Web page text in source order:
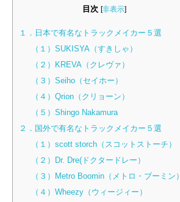
目次 [非表示]
１．日本で有名なトラックメイカー５選
（１）SUKISYA（すきしゃ）
（２）KREVA（クレヴァ）
（３）Seiho（セイホー）
（４）Qrion（クリョーン）
（５）Shingo Nakamura
２．国外で有名なトラックメイカー５選
（１）scott storch（スコットストーチ）
（２）Dr. Dre(ドクタードレー）
（３）Metro Boomin（メトロ・ブーミン）
（４）Wheezy（ウィージィー）